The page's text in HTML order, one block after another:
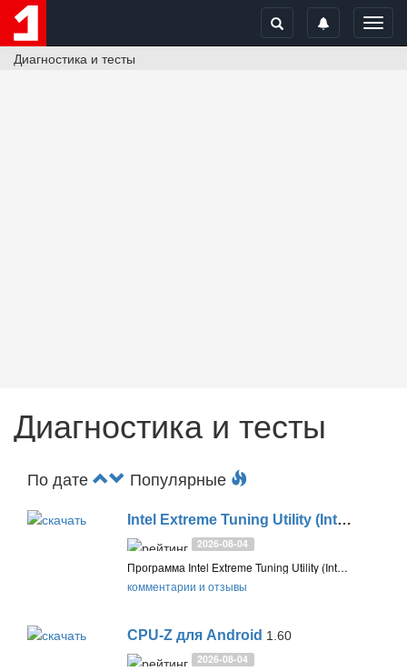
Диагностика и тесты
Диагностика и тесты
По дате Популярные
Intel Extreme Tuning Utility (Intel XTU)
2026-08-04
Программа Intel Extreme Tuning Utility (Intel XTU) предназначена для разгона, мониторинга и стресс-тестирования системы. Это приложение поддерживается на процессорах Intel Core Ultra с поддержкой полного разгона (IA, BCLK, Memory) и Intel Core с разблокированным множителем (серии K и X)
комментарии и отзывы
CPU-Z для Android 1.60
2026-08-04